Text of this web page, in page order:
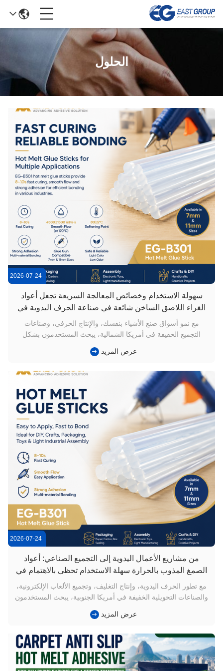
الحلول
2026-07-24
سهولة الاستخدام وخصائص المعالجة السريعة تجعل أعواد
الغراء اللاصق الساخن شائعة في صناعة الحرف اليدوية في
أمريكا الشمالية
مع نمو أسواق صنع الأشياء بنفسك، والإنتاج الحرفي، وصناعات
التجميع الخفيفة في أمريكا الشمالية، يبحث المستخدمون بشكل
الطرق اللاصقة التي تتطلب معدات متخصصة أو عمليات معقدة,عصي
عرض المزيد
2026-07-24
من مشاريع الأعمال اليدوية إلى التجميع الصناعي: أعواد
الصمغ المذوب بالحرارة سهلة الاستخدام تحظى بالاهتمام في
أمريكا الجنوبية
مع تطور الحرف اليدوية، وإنتاج التغليف، وتجميع الألعاب الإلكترونية،
والصناعات التحويلية الخفيفة في أمريكا الجنوبية، يبحث المستخدمون
الغراء الساخن. بالمقارنة مع حلول الربط التي تتطلب معدات معقدة
عرض المزيد